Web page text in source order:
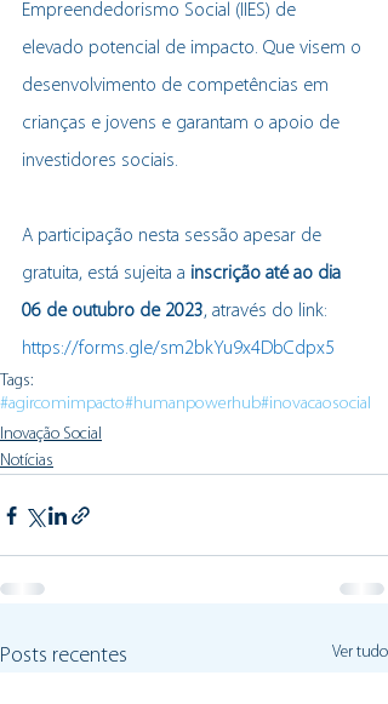
Empreendedorismo Social ( IIES) de
elevado potencial de impacto. Que visem o
desenvolvimento de competências em
crianças e jovens e garantam o apoio de
investidores sociais.
A participação nesta sessão apesar de
gratuita, está sujeita a inscrição até ao dia
06 de outubro de 2023, através do link:
https://forms.gle/sm2bkYu9x4DbCdpx5
Tags:
#agircomimpacto#humanpowerhub#inovacaosocial
Inovação Social
Notícias
Posts recentes Ver tudo